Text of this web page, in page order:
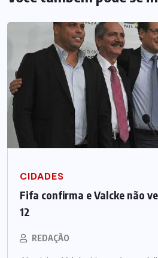
CIDADES
Fifa confirma e Valcke não
12
REDAÇÃO